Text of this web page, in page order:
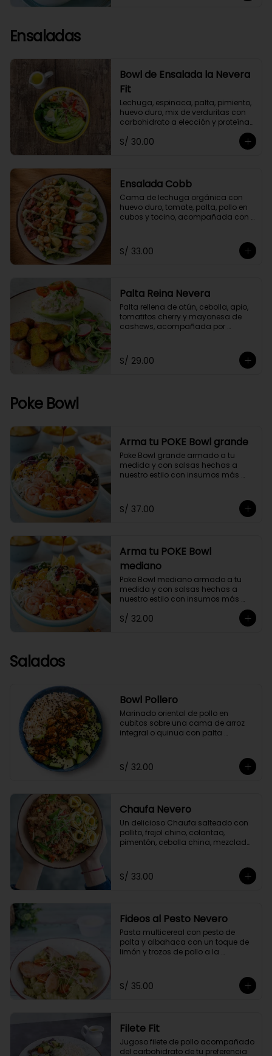
Ensaladas
Bowl de Ensalada la Nevera
Fit
Lechuga, espinaca, palta, pimiento,
huevo duro, mix de verduritas con
carbohidrato a elección y proteína
selecionada. Con aliño La Nevera Fit
S/ 30.00
Ensalada Cobb
Cama de lechuga orgánica con
huevo duro, tomate, palta, pollo en
cubos y tocino, acompañada con
S/ 33.00
Palta Reina Nevera
Palta rellena de atún, cebolla, apio,
tomatitos cherry y mayonesa de
cashews, acompañada por
arúgula.
S/ 29.00
Poke Bowl
Arma tu POKE Bowl grande
Poke Bowl grande armado a tu
medida y con salsas hechas a
nuestro estilo con insumos más
S/ 37.00
Arma tu POKE Bowl
mediano
Poke Bowl mediano armado a tu
medida y con salsas hechas a
nuestro estilo con insumos más
S/ 32.00
Salados
Bowl Pollero
Marinado oriental de pollo en
cubitos sobre una cama de arroz
integral o quinua con palta
soya.
S/ 32.00
Chaufa Nevero
Un delicioso Chaufa salteado con
pollito, frejol chino, colantao,
pimentón, cebolla china, mezclado
tortilla de huevo
S/ 33.00
Fideos al Pesto Nevero
Pasta multicereal con pesto de
palta y albahaca con un toque de
limón y trozos de pollo a la
parmesano.
S/ 35.00
Filete Fit
Jugoso filete de pollo acompañado
del carbohidrato de tu preferencia